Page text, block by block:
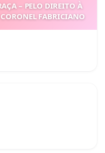
– PELO DIREITO À
FABRICIANO